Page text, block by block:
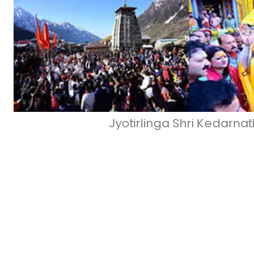
Jyotirlinga Shri